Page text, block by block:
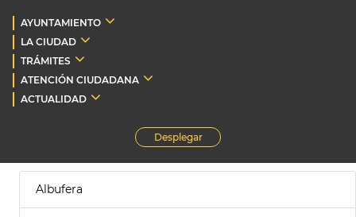
AYUNTAMIENTO
LA CIUDAD
TRÁMITES
ATENCIÓN CIUDADANA
ACTUALIDAD
Desplegar
Albufera